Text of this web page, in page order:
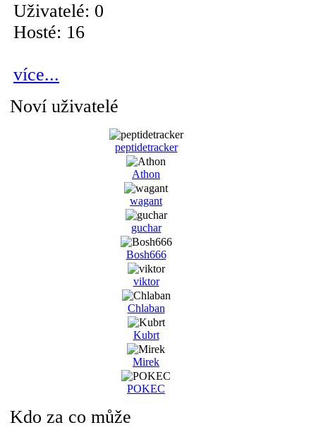
Uživatelé: 0
Hosté: 16
více...
Noví uživatelé
peptidetracker
Athon
wagant
guchar
Bosh666
viktor
Chlaban
Kubrt
Mirek
POKEC
Kdo za co může